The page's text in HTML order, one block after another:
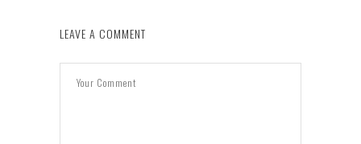
LEAVE A COMMENT